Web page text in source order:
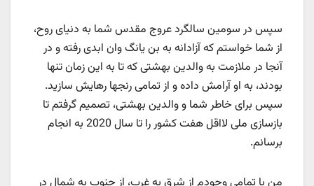
سپس در سومین سالگرد عروج مقدس شما به دنیای روح،
از شما خواستم که آزادانه به بن یانگ وان ابدی رفته و در
آنجا در ملازمت به والدین بهشتی که تا به این زمان تنها
بودند، به او آرامش داده و از تمامی رنجها‌ رهایش سازید.
سپس برای خاطر شما و والدین بهشتی، تصمیم گرفتم تا
بازسازی ملی لااقل هفت کشور را تا سال 2020 به انجام
برسانم.